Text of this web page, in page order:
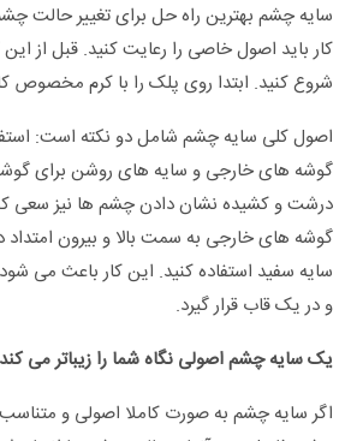
سایه چشم بهترین راه حل برای تغییر حالت
کار باید اصول خاصی را رعایت کنید. قبل از
شروع کنید. ابتدا روی پلک را با کرم مخصوص
اصول کلی سایه چشم شامل دو نکته است:
گوشه های خارجی و سایه های روشن برای
درشت و کشیده نشان دادن چشم ها نیز سعی
گوشه های خارجی به سمت بالا و بیرون امتداد
سایه سفید استفاده کنید. این کار باعث می
و در یک قاب قرار گیرد.
یک سایه چشم اصولی نگاه شما را زیباتر می
اگر سایه چشم به صورت کاملا اصولی و